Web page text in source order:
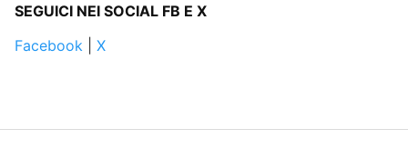
SEGUICI NEI SOCIAL FB E X
Facebook
X